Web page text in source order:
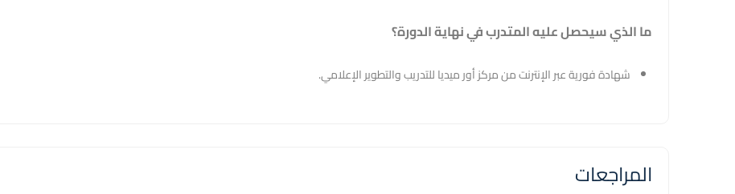
ما الذي سيحصل عليه المتدرب في نهاية الدورة؟
شهادة فورية عبر الإنترنت من مركز أور ميديا للتدريب والتطوير الإعلامي.
المراجعات